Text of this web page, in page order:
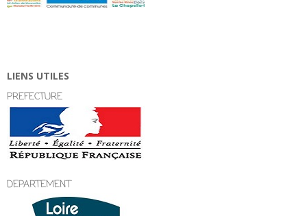
LIENS UTILES
PREFECTURE
DEPARTEMENT